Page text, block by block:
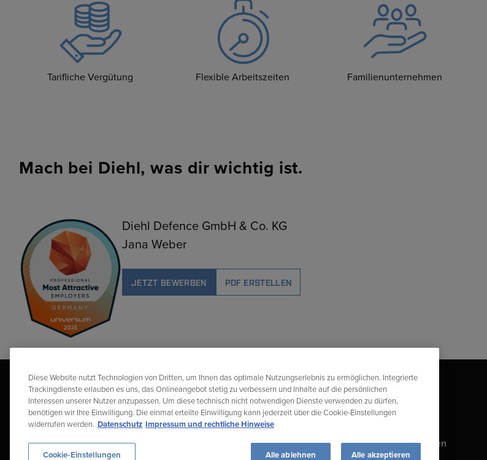
Tarifliche Vergütung Flexible Arbeitszeiten Familienunternehmen
Mach bei Diehl, was dir wichtig ist.
Diehl Defence GmbH & Co. KG
Jana Weber
JETZT BEWERBEN PDF ERSTELLEN
Diehl Stiftung & Co. KG © 2026 Gender-HinweisImpressumCompliance-Verstoß melden
Diese Website nutzt Technologien von Dritten, um Ihnen das optimale Nutzungserlebnis zu ermöglichen. Integrierte
Trackingdienste erlauben es uns, das Onlineangebot stetig zu verbessern und Inhalte auf die persönlichen
Interessen unserer Nutzer anzupassen. Um diese technisch nicht notwendigen Dienste verwenden zu dürfen,
benötigen wir Ihre Einwilligung. Die einmal erteilte Einwilligung kann jederzeit über die Cookie-Einstellungen
widerrufen werden. Datenschutz Impressum und rechtliche Hinweise
Alle ablehnen Alle akzeptieren
Cookie-Einstellungen